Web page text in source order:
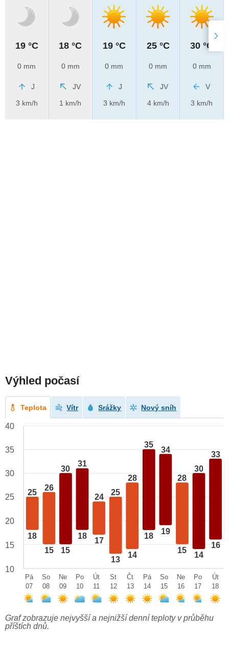
19 °C
0 mm
J
3 km/h
18 °C
0 mm
JV
1 km/h
19 °C
0 mm
J
3 km/h
25 °C
0 mm
JV
4 km/h
30 °C
0 mm
V
3 km/h
Výhled počasí
Teplota Vítr Srážky Nový sníh
25
18
26
15
30
15
31
18
24
17
25
13
28
14
35
18
34
19
28
15
30
14
33
16
40
35
30
25
20
15
10
Pá
07
So
08
Ne
09
Po
10
Út
11
St
12
Čt
13
Pá
14
So
15
Ne
16
Po
17
Út
18
Graf zobrazuje nejvyšší a nejnižší denní teploty v průběhu
příštích dnů.